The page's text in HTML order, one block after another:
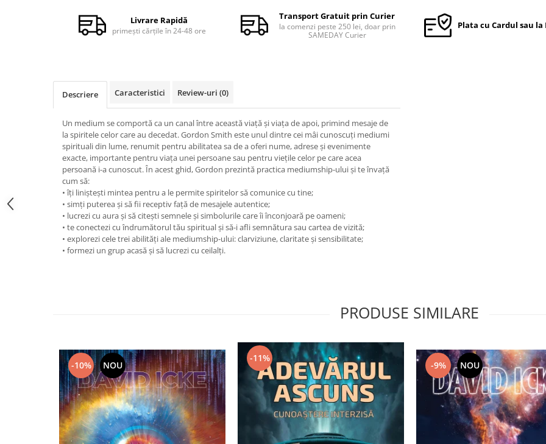
Non-dualitate
Alimentație
Relații de cuplu
Erotism
Psihologie practică
Viaţa de după moarte
Supă de pui pentru suflet
Facebook
Livrare Rapidă
primești cărțile în 24-48 ore
Transport Gratuit prin Curier
la comenzi peste 250 lei, doar prin
SAMEDAY Curier
Plata cu Cardul sau
Descriere Caracteristici Review-uri (0)
Un medium se comportă ca un canal între această viaţă şi viaţa de apoi, primind mesaje de
la spiritele celor care au decedat. Gordon Smith este unul dintre cei mâi cunoscuţi mediumi
spirituali din lume, renumit pentru abilitatea sa de a oferi nume, adrese şi evenimente
exacte, importante pentru viaţa unei persoane sau pentru vieţile celor pe care acea
persoană i-a cunoscut. În acest ghid, Gordon prezintă practica mediumship-ului şi te învaţă
cum să:
• îţi linişteşti mintea pentru a le permite spiritelor să comunice cu tine;
• simţi puterea şi să fii receptiv faţă de mesajele autentice;
• lucrezi cu aura şi să citeşti semnele şi simbolurile care îi înconjoară pe oameni;
• te conectezi cu îndrumătorul tău spiritual şi să-i afli semnătura sau cartea de vizită;
• explorezi cele trei abilităţi ale mediumship-ului: clarviziune, claritate şi sensibilitate;
• formezi un grup acasă şi să lucrezi cu ceilalţi.
PRODUSE SIMILARE
-10% NOU
-11%
-9% NOU